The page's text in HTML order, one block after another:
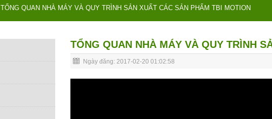
TỔNG QUAN NHÀ MÁY VÀ QUY TRÌNH SẢN XUẤT CÁC SẢN PHẨM TBI MOTION
TỔNG QUAN NHÀ MÁY VÀ QUY TRÌNH
Ngày đăng: 2017-02-20 01:02:58